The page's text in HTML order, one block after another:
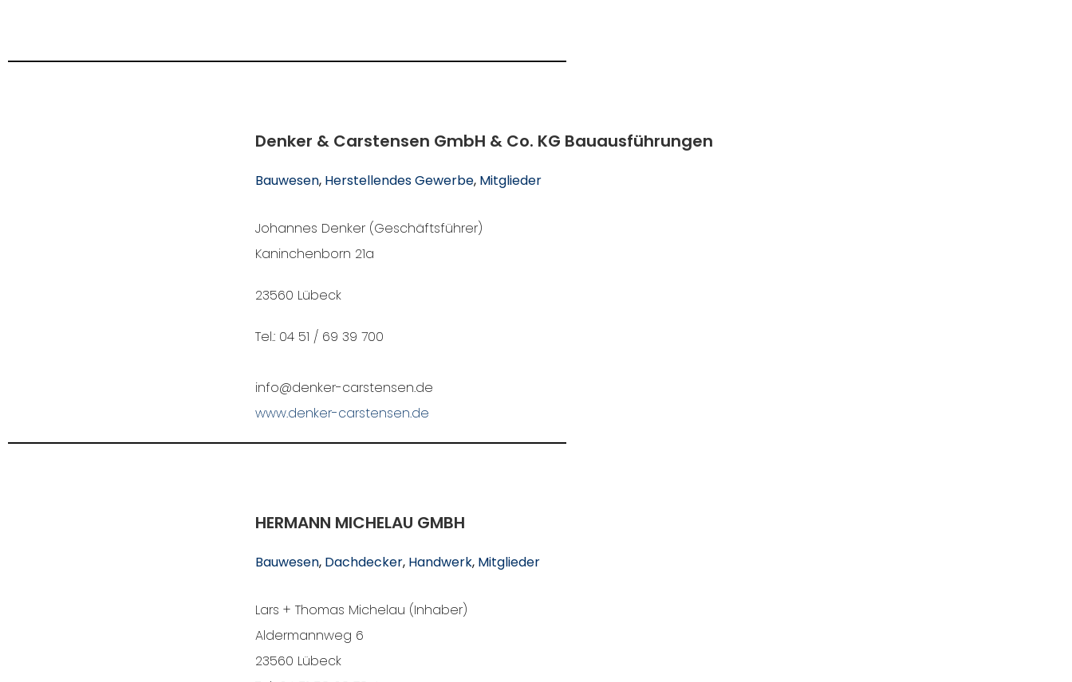
Denker & Carstensen GmbH & Co. KG Bauausführungen
Bauwesen, Herstellendes Gewerbe, Mitglieder
Johannes Denker (Geschäftsführer)
Kaninchenborn 21a
23560 Lübeck
Tel.: 04 51 / 69 39 700
info@denker-carstensen.de
www.denker-carstensen.de
HERMANN MICHELAU GMBH
Bauwesen, Dachdecker, Handwerk, Mitglieder
Lars + Thomas Michelau (Inhaber)
Aldermannweg 6
23560 Lübeck